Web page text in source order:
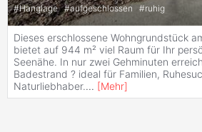
#Hanglage #aufgeschlossen #ruhig
Dieses erschlossene Wohngrundstück
bietet auf 944 m² viel Raum für Ihr
Seenähe. In nur zwei Gehminuten
Badestrand ? ideal für Familien,
Naturliebhaber.... [Mehr]